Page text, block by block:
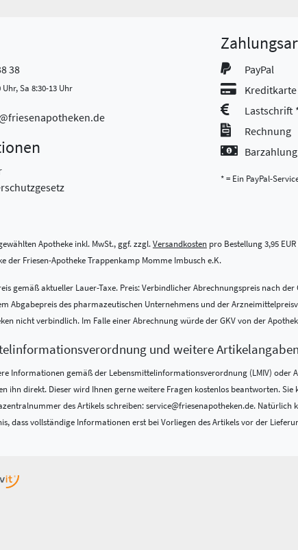
38
Uhr, Sa 8:30-13 Uhr
PayPal
Lastschrift
Rechnung
Barzahlung
* = Ein PayPal-
Apotheke inkl. MwSt., ggf. zzgl.Versandkosten pro Bestellung 3,95
der Friesen-Apotheke Trappenkamp Momme Imbusch e.K.
gemäß aktueller Lauer-Taxe. Preis: Verbindlicher Abrechnungspreis nach
Abgabepreis des pharmazeutischen Unternehmens und der
nicht verbindlich. Im Falle einer Abrechnung würde der GKV von der
und weitere Artikelangaben
Informationen gemäß der Lebensmittel­informations­verordnung (LMIV) oder
ihn direkt. Dieser wird Ihnen gerne weitere Fragen kostenlos beantworten.
des Artikels schreiben: service@friesenapotheken.de.
dass vollständige Informationen erst bei Vorliegen des Artikels vor der